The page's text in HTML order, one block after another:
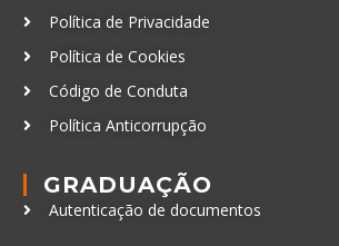
Política de Privacidade
Política de Cookies
Código de Conduta
Política Anticorrupção
GRADUAÇÃO
Autenticação de documentos